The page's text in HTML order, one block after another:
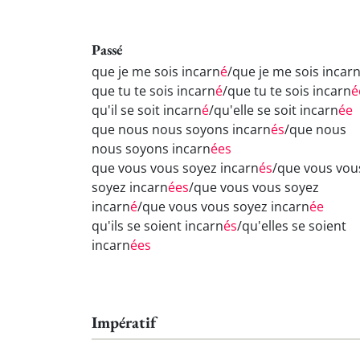
Passé
que je me sois incarné/que je me sois incarn
que tu te sois incarné/que tu te sois incarn
qu'il se soit incarné/qu'elle se soit incarnée
que nous nous soyons incarnés/que nous
nous soyons incarnées
que vous vous soyez incarnés/que vous
soyez incarnées/que vous vous soyez
incarné/que vous vous soyez incarnée
qu'ils se soient incarnés/qu'elles se soient
incarnées
Impératif